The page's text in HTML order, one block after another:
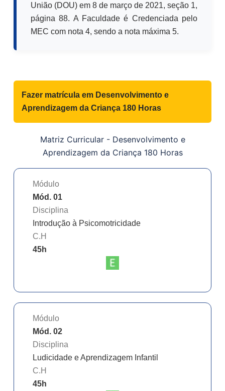
União (DOU) em 8 de março de 2021, seção 1,
página 88. A Faculdade é Credenciada pelo
MEC com nota 4, sendo a nota máxima 5.
Fazer matrícula em Desenvolvimento e
Aprendizagem da Criança 180 Horas
Matriz Curricular - Desenvolvimento e
Aprendizagem da Criança 180 Horas
Módulo
Mód. 01
Disciplina
Introdução à Psicomotricidade
C.H
45h
Módulo
Mód. 02
Disciplina
Ludicidade e Aprendizagem Infantil
C.H
45h